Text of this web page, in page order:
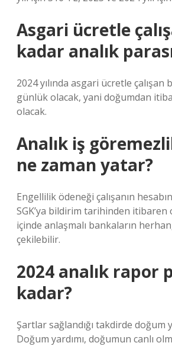
Asgari ücretle
kadar analık
2024 yılında asgari ücretle çalışan
günlük olacak, yani doğumdan
olacak.
Analık iş
ne zaman yatar?
Engellilik ödeneği çalışanın
SGK’ya bildirim tarihinden
içinde anlaşmalı bankaların
çekilebilir.
2024 analık rapor
kadar?
Şartlar sağlandığı takdirde doğum
Doğum yardımı, doğumun canlı